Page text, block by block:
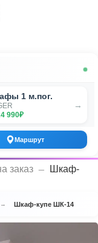
1 м.пог.
990₽
→
Маршрут
заказ
Шкаф-
→ Шкаф-купе ШК-14